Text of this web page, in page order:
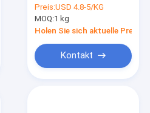
Cmykfarben Magenta
Preis:USD 4.8-5/KG
MOQ:1 kg
Holen Sie sich aktuelle Preis
Kontakt